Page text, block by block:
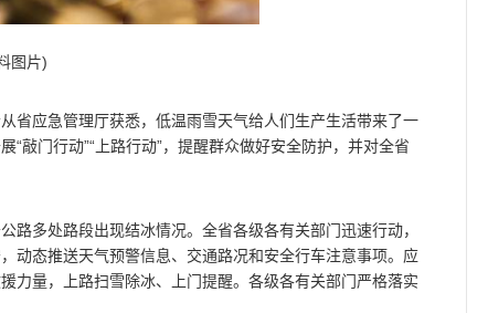
图片)
省应急管理厅获悉，低温雨雪天气给人们生产生活带来了一
敲门行动”“上路行动”，提醒群众做好安全防护，并对全省
路多处路段出现结冰情况。全省各级各有关部门迅速行动，
动态推送天气预警信息、交通路况和安全行车注意事项。应
力量，上路扫雪除冰、上门提醒。各级各有关部门严格落实